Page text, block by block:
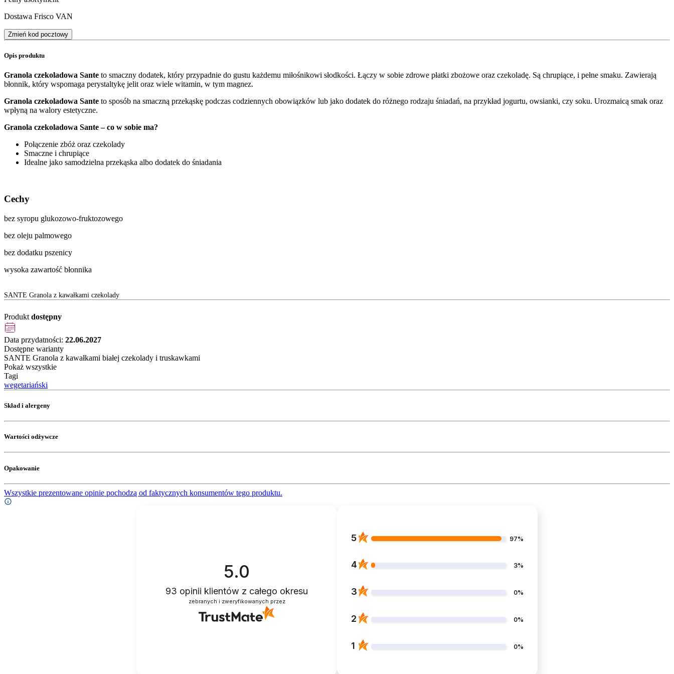
Dostawa Frisco VAN
Zmień kod pocztowy
Opis produktu
Granola czekoladowa Sante to smaczny dodatek, który przypadnie do gustu każdemu miłośnikowi słodkości. Łączy w sobie zdrowe płatki zbożowe oraz czekoladę. Są chrupiące, i pełne smaku. Zawierają
błonnik, który wspomaga perystaltykę jelit oraz wiele witamin, w tym magnez.
Granola czekoladowa Sante to sposób na smaczną przekąskę podczas codziennych obowiązków lub jako dodatek do różnego rodzaju śniadań, na przykład jogurtu, owsianki, czy soku. Urozmaicą smak oraz
wpłyną na walory estetyczne.
Granola czekoladowa Sante – co w sobie ma?
Połączenie zbóż oraz czekolady
Smaczne i chrupiące
Idealne jako samodzielna przekąska albo dodatek do śniadania
Cechy
bez syropu glukozowo-fruktozowego
bez oleju palmowego
bez dodatku pszenicy
wysoka zawartość błonnika
SANTE Granola z kawałkami czekolady
Produkt dostępny
Data przydatności: 22.06.2027
Dostępne warianty
SANTE Granola z kawałkami białej czekolady i truskawkami
Pokaż wszystkie
Tagi
wegetariański
Skład i alergeny
Wartości odżywcze
Opakowanie
Wszystkie prezentowane opinie pochodzą od faktycznych konsumentów tego produktu.
5.0
93 opinii klientów z całego okresu
zebranych i zweryfikowanych przez
5 97%
4 3%
3 0%
2 0%
1 0%